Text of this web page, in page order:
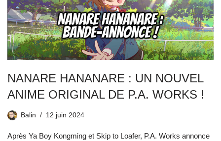
NANARE HANANARE : UN NOUVEL
ANIME ORIGINAL DE P.A. WORKS !
Balin 12 juin 2024
Après Ya Boy Kongming et Skip to Loafer, P.A. Works annonce